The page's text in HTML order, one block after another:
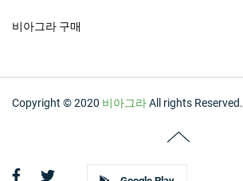
비아그라 구매
Copyright © 2020 비아그라All rights Reserved.